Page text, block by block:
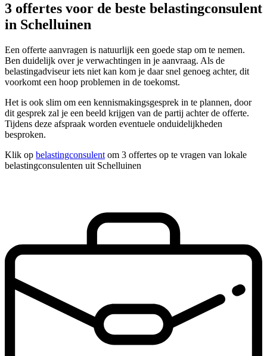
3 offertes voor de beste belastingconsulent
in Schelluinen
Een offerte aanvragen is natuurlijk een goede stap om te nemen.
Ben duidelijk over je verwachtingen in je aanvraag. Als de
belastingadviseur iets niet kan kom je daar snel genoeg achter, dit
voorkomt een hoop problemen in de toekomst.
Het is ook slim om een kennismakingsgesprek in te plannen, door
dit gesprek zal je een beeld krijgen van de partij achter de offerte.
Tijdens deze afspraak worden eventuele onduidelijkheden
besproken.
Klik op belastingconsulent om 3 offertes op te vragen van lokale
belastingconsulenten uit Schelluinen